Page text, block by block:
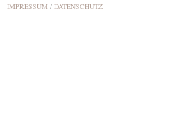
IMPRESSUM / DATENSCHUTZ